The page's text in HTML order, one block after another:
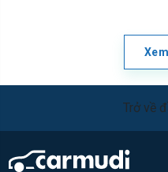
Trở về